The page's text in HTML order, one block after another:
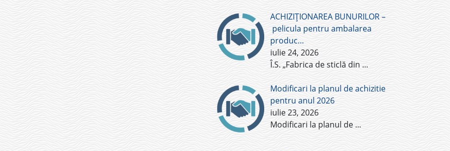
ACHIZIȚIONAREA BUNURILOR –
pelicula pentru ambalarea
produc…
iulie 24, 2026
Î.S. „Fabrica de sticlă din ...
Modificari la planul de achizitie
pentru anul 2026
iulie 23, 2026
Modificari la planul de ...